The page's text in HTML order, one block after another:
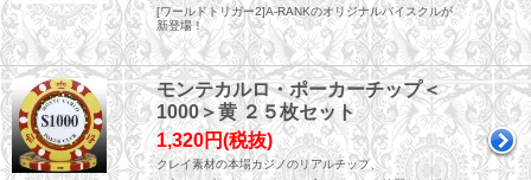
[ワールドトリガー2]A-RANKのオリジナルバイスクルが
新登場！
モンテカルロ・ポーカーチップ＜
1000＞黄 ２５枚セット
1,320円(税抜)
クレイ素材の本場カジノのリアルチップ、